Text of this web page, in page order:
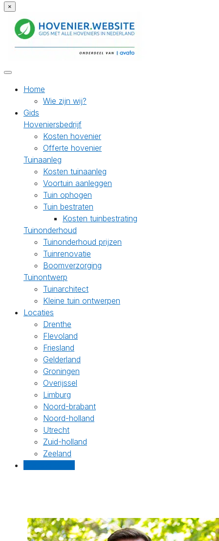
×
Home
Wie zijn wij?
Gids
Hoveniersbedrijf
Kosten hovenier
Offerte hovenier
Tuinaanleg
Kosten tuinaanleg
Voortuin aanleggen
Tuin ophogen
Tuin bestraten
Kosten tuinbestrating
Tuinonderhoud
Tuinonderhoud prijzen
Tuinrenovatie
Boomverzorging
Tuinontwerp
Tuinarchitect
Kleine tuin ontwerpen
Locaties
Drenthe
Flevoland
Friesland
Gelderland
Groningen
Overijssel
Limburg
Noord-brabant
Noord-holland
Utrecht
Zuid-holland
Zeeland